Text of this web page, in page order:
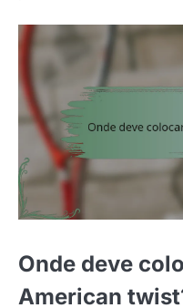
Onde deve
American